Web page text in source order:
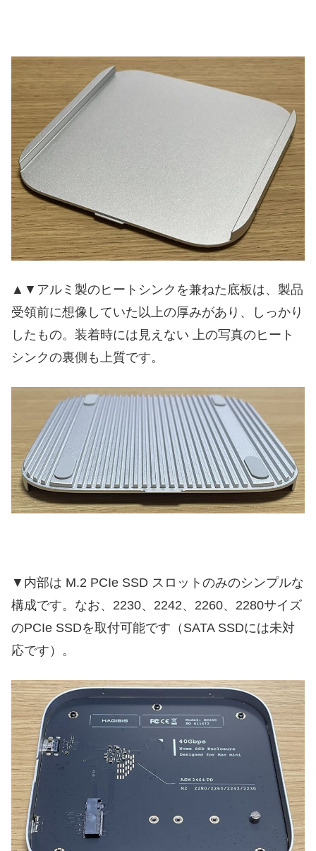
▲▼アルミ製のヒートシンクを兼ねた底板は、製品
受領前に想像していた以上の厚みがあり、しっかり
したもの。装着時には見えない 上の写真のヒート
シンクの裏側も上質です。
▼内部は M.2 PCIe SSD スロットのみのシンプルな
構成です。なお、2230、2242、2260、2280サイズ
のPCIe SSDを取付可能です（SATA SSDには未対
応です）。